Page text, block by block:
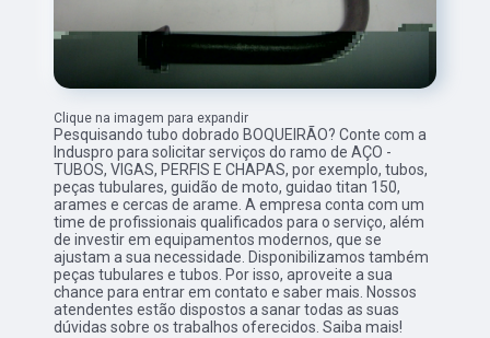
Clique na imagem para expandir
Pesquisando tubo dobrado BOQUEIRÃO? Conte com a
Induspro para solicitar serviços do ramo de AÇO -
TUBOS, VIGAS, PERFIS E CHAPAS, por exemplo, tubos,
peças tubulares, guidão de moto, guidao titan 150,
arames e cercas de arame. A empresa conta com um
time de profissionais qualificados para o serviço, além
de investir em equipamentos modernos, que se
ajustam a sua necessidade. Disponibilizamos também
peças tubulares e tubos. Por isso, aproveite a sua
chance para entrar em contato e saber mais. Nossos
atendentes estão dispostos a sanar todas as suas
dúvidas sobre os trabalhos oferecidos. Saiba mais!